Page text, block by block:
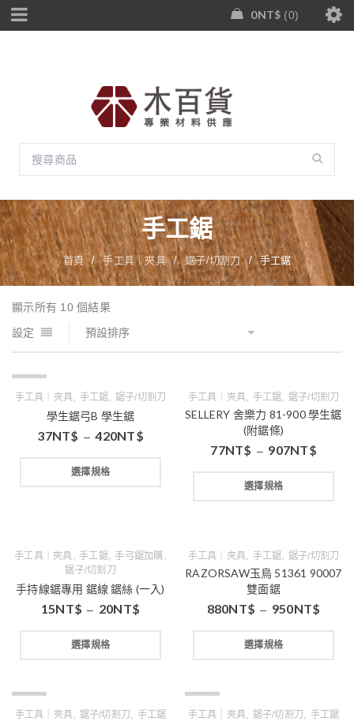
0NT$ 0
手工鋸
首頁 / 手工具｜夾具 / 鋸子/切割刀 / 手工鋸
顯示所有 10 個結果
設定
預設排序
手工具｜夾具 手工鋸 鋸子/切割刀
學生鋸弓B 學生鋸
37NT$ – 420NT$
選擇規格
手工具｜夾具 手工鋸 鋸子/切割刀
SELLERY 舍樂力 81-900 學生鋸
(附鋸條)
77NT$ – 907NT$
選擇規格
手工具｜夾具 ,手工鋸,手弓鋸加購
鋸子/切割刀
手持線鋸專用 鋸線 鋸絲 (一入)
15NT$ – 20NT$
選擇規格
手工具｜夾具 手工鋸 鋸子/切割刀
RAZORSAW玉鳥 51361 90007
雙面鋸
880NT$ – 950NT$
選擇規格
手工具｜夾具 鋸子/切割刀 手工鋸 手工具｜夾具 鋸子/切割刀 手工鋸